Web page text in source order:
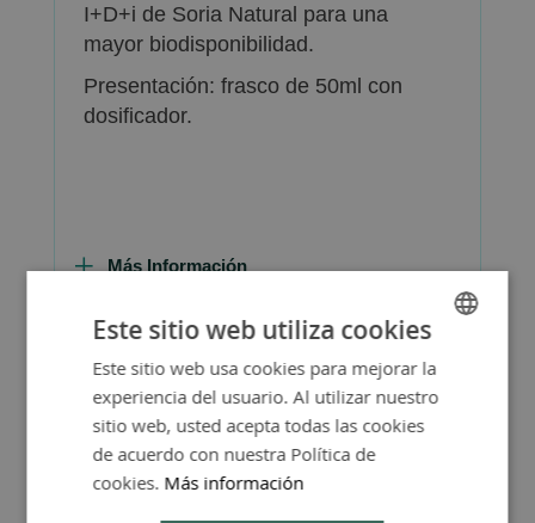
I+D+i de Soria Natural para una
mayor biodisponibilidad.
Presentación: frasco de 50ml con
dosificador.
Más Información
FAQ - Preguntas y Respuestas
SPANISH
ENGLISH
Este sitio web utiliza cookies
Este sitio web usa cookies para mejorar la
experiencia del usuario. Al utilizar nuestro
sitio web, usted acepta todas las cookies
de acuerdo con nuestra Política de
cookies. Más información